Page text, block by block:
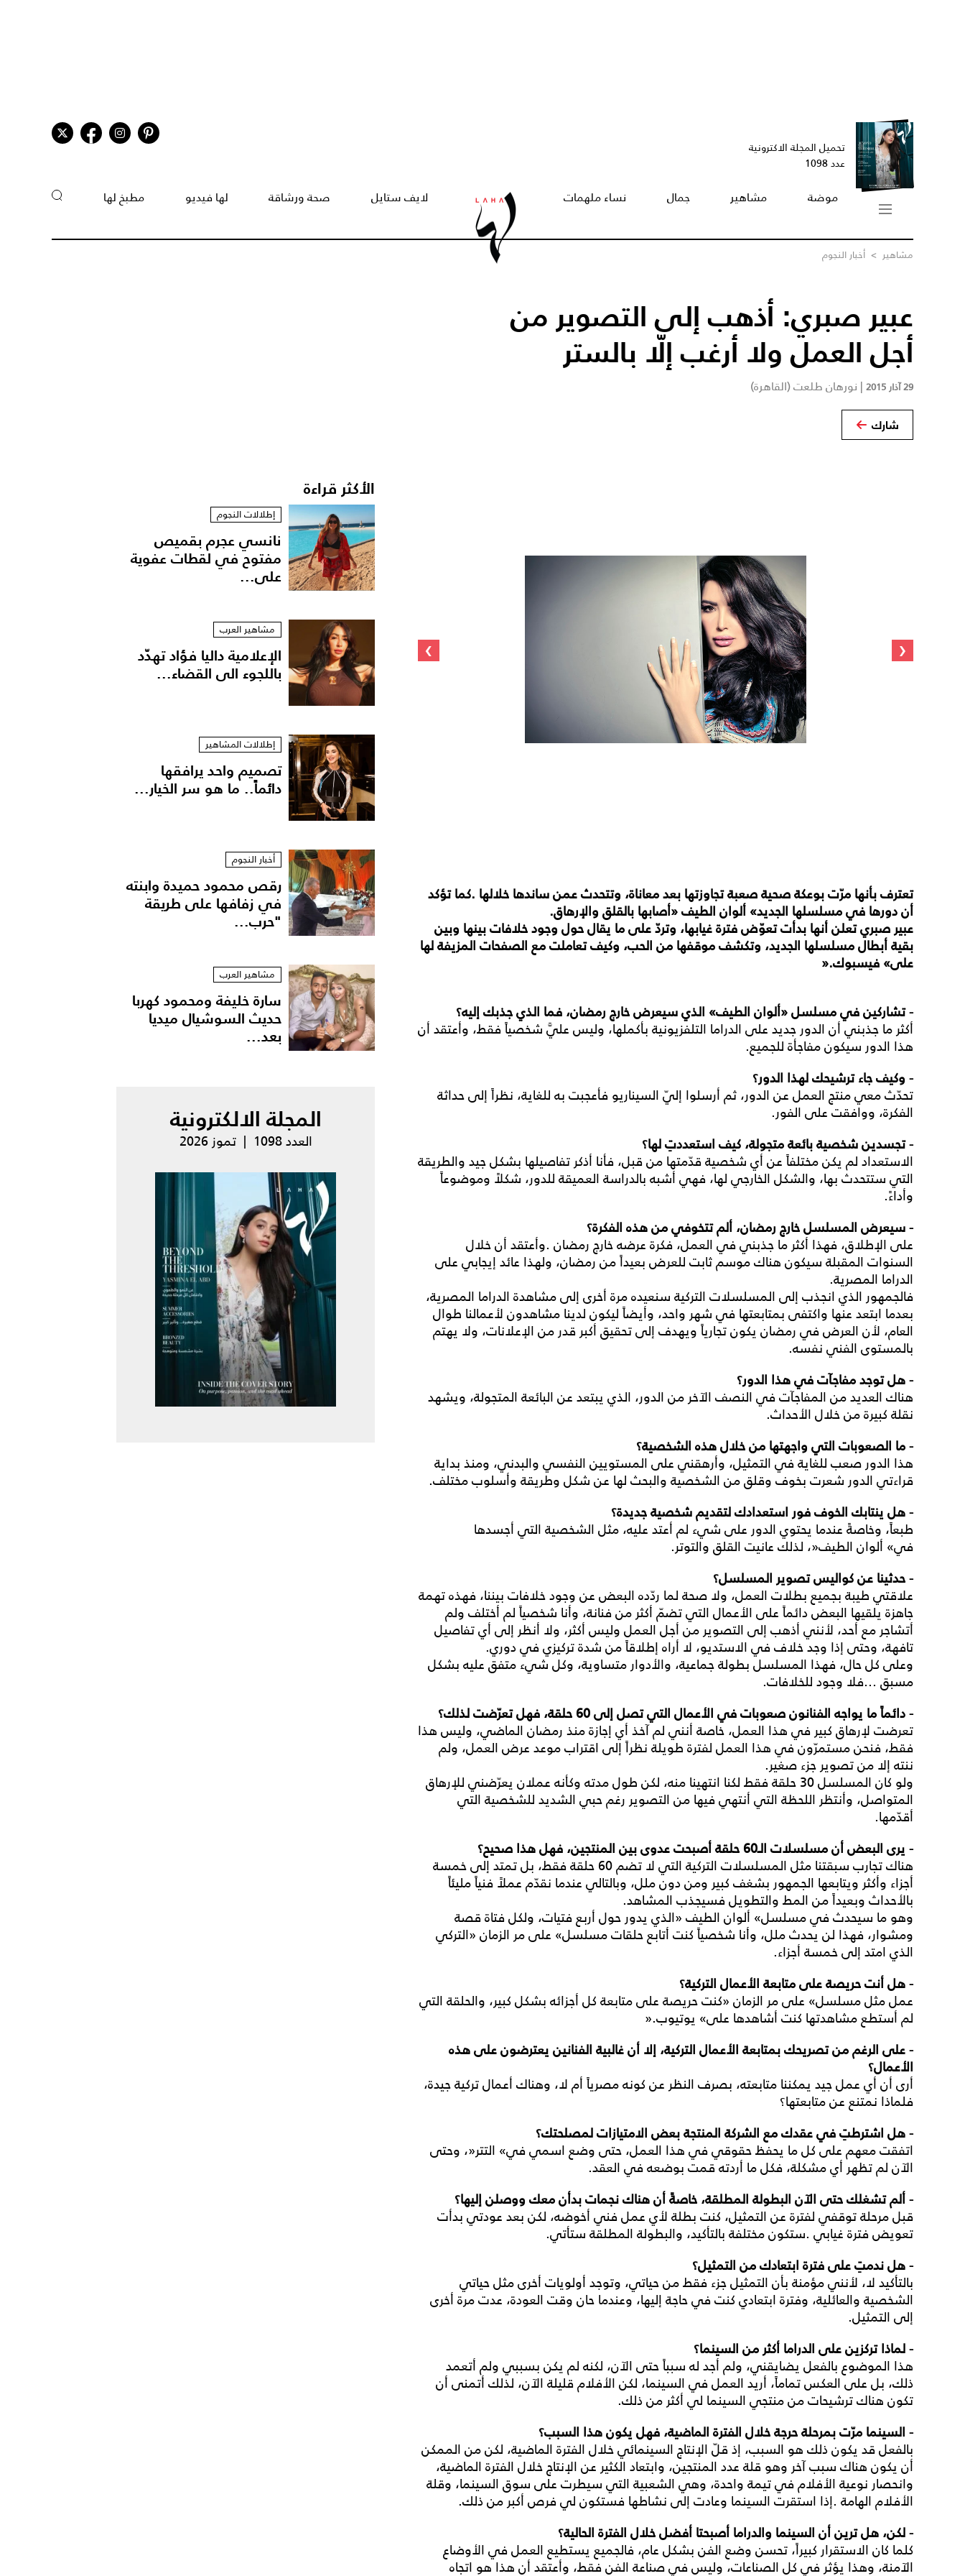
تحميل المجلة الاكترونية
عدد 1098
موضة مشاهير جمال نساء ملهمات لايف ستايل صحة ورشاقة لها فيديو مطبخ لها
مشاهير > أخبار النجوم
عبير صبري: أذهب إلى التصوير من
أجل العمل ولا أرغب إلّا بالستر
29 آذار 2015 | نورهان طلعت (القاهرة)
شارك
‹
›
تعترفبأنها مرّتبوعكةصحيةصعبةتجاوزتها بعدمعاناة، وتتحدثعمنساندها خلالها .كما تؤكد
أندورها فيمسلسلها الجديد« ألوان الطيف»أصابها بالقلق والإرهاق.
عبير صبريتعلنأنها بدأتتعوّضفترةغيابها، وتردّعلىما يقالحول وجودخلافاتبينها وبين
بقيةأبطالمسلسلها الجديد، وتكشفموقفها من الحب، وكيفتعاملتمع الصفحات المزيفةلها
على« فيسبوك».
-تشاركينفيمسلسل«ألوان الطيف» الذيسيعرضخارج رمضان، فما الذيجذبكإليه؟
أكثر ما جذبني أن الدور جديد على الدراما التلفزيونية بأكملها، وليس عليَّ شخصياً فقط، وأعتقد أن
هذا الدور سيكون مفاجأة للجميع.
- وكيفجاء ترشيحكلهذا الدور؟
تحدّث معي منتج العمل عن الدور، ثم أرسلوا إليّ السيناريو فأعجبت به للغاية، نظراً إلى حداثة
الفكرة، ووافقت على الفور.
-تجسدينشخصيةبائعةمتجولة، كيف استعددتِلها؟
الاستعداد لم يكن مختلفاً عن أي شخصية قدّمتها من قبل، فأنا أذكر تفاصيلها بشكل جيد والطريقة
التي ستتحدث بها، والشكل الخارجي لها، فهي أشبه بالدراسة العميقة للدور، شكلاً وموضوعاً
وأداءً.
-سيعرض المسلسلخارج رمضان، ألمتتخوفيمنهذه الفكرة؟
على الإطلاق، فهذا أكثر ما جذبني في العمل، فكرة عرضه خارج رمضان .وأعتقد أن خلال
السنوات المقبلة سيكون هناك موسم ثابت للعرض بعيداً من رمضان، ولهذا عائد إيجابي على
الدراما المصرية.
فالجمهور الذي انجذب إلى المسلسلات التركية سنعيده مرة أخرى إلى مشاهدة الدراما المصرية،
بعدما ابتعد عنها واكتفى بمتابعتها في شهر واحد، وأيضاً ليكون لدينا مشاهدون لأعمالنا طوال
العام، لأن العرض في رمضان يكون تجارياً ويهدف إلى تحقيق أكبر قدر من الإعلانات، ولا يهتم
بالمستوى الفني نفسه.
-هلتوجدمفاجآتفيهذا الدور؟
هناك العديد من المفاجآت في النصف الآخر من الدور، الذي يبتعد عن البائعة المتجولة، ويشهد
نقلة كبيرة من خلال الأحداث.
-ما الصعوبات التي واجهتها منخلالهذه الشخصية؟
هذا الدور صعب للغاية في التمثيل، وأرهقني على المستويين النفسي والبدني، ومنذ بداية
قراءتي الدور شعرت بخوف وقلق من الشخصية والبحث لها عن شكل وطريقة وأسلوب مختلف.
-هل ينتابك الخوففور استعدادكلتقديمشخصيةجديدة؟
طبعاً، وخاصةً عندما يحتوي الدور على شيء لم أعتد عليه، مثل الشخصية التي أجسدها
في« ألوان الطيف»، لذلك عانيت القلق والتوتر.
-حدثينا عنكواليستصوير المسلسل؟
علاقتي طيبة بجميع بطلات العمل، ولا صحة لما ردّده البعض عن وجود خلافات بيننا، فهذه تهمة
جاهزة يلقيها البعض دائماً على الأعمال التي تضمّ أكثر من فنانة، وأنا شخصياً لم أختلف ولم
أتشاجر مع أحد، لأنني أذهب إلى التصوير من أجل العمل وليس أكثر، ولا أنظر إلى أي تفاصيل
تافهة، وحتى إذا وجد خلاف في الاستديو، لا أراه إطلاقاً من شدة تركيزي في دوري.
وعلى كل حال، فهذا المسلسل بطولة جماعية، والأدوار متساوية، وكل شيء متفق عليه بشكل
مسبق ...فلا وجود للخلافات.
-دائماًما يواجه الفنانونصعوباتفي الأعمال التيتصلإلى حلقة، فهلتعرّضتلذلك؟
تعرضت لإرهاق كبير في هذا العمل، خاصة أنني لم آخذ أي إجازة منذ رمضان الماضي، وليس هذا
فقط، فنحن مستمرّون في هذا العمل لفترة طويلة نظراً إلى اقتراب موعد عرض العمل، ولم
ننته إلا من تصوير جزء صغير.
ولو كان المسلسل30 حلقة فقط لكنا انتهينا منه، لكن طول مدته وكأنه عملان يعرّضني للإرهاق
المتواصل، وأنتظر اللحظة التي أنتهي فيها من التصوير رغم حبي الشديد للشخصية التي
أقدّمها.
- يرى البعضأنمسلسلات الـ60 حلقةأصبحتعدوىبين المنتجين، فهلهذا صحيح؟
هناك تجارب سبقتنا مثل المسلسلات التركية التي لا تضم60 حلقة فقط، بل تمتد إلى خمسة
أجزاء وأكثر ويتابعها الجمهور بشغف كبير ومن دون ملل، وبالتالي عندما نقدّم عملاً فنياً مليئاً
بالأحداث وبعيداً من المط والتطويل فسيجذب المشاهد.
وهو ما سيحدث في مسلسل« ألوان الطيف »الذي يدور حول أربع فتيات، ولكل فتاة قصة
ومشوار، فهذا لن يحدث ملل، وأنا شخصياً كنت أتابع حلقات مسلسل« على مر الزمان »التركي
الذي امتد إلى خمسة أجزاء.
-هلأنتحريصةعلىمتابعة الأعمال التركية؟
عمل مثل مسلسل« على مر الزمان »كنت حريصة على متابعة كل أجزائه بشكل كبير، والحلقة التي
لم أستطع مشاهدتها كنت أشاهدها على« يوتيوب».
-على الرغممنتصريحكبمتابعة الأعمال التركية، إلا أنغالبية الفنانين يعترضونعلىهذه
الأعمال؟
أرى أن أي عمل جيد يمكننا متابعته، بصرف النظر عن كونه مصرياً أم لا، وهناك أعمال تركية جيدة،
فلماذا نمتنع عن متابعتها؟
-هل اشترطتِفيعقدكمع الشركة المنتجةبعض الامتيازاتلمصلحتك؟
اتفقت معهم على كل ما يحفظ حقوقي في هذا العمل، حتى وضع اسمي في« التتر»، وحتى
الآن لم تظهر أي مشكلة، فكل ما أردته قمت بوضعه في العقد.
-ألمتشغلكحتى الآن البطولة المطلقة، خاصةًأنهناكنجماتبدأنمعك ووصلنإليها؟
قبل مرحلة توقفي لفترة عن التمثيل، كنت بطلة لأي عمل فني أخوضه، لكن بعد عودتي بدأت
تعويض فترة غيابي .ستكون مختلفة بالتأكيد، والبطولة المطلقة ستأتي.
-هلندمتِعلىفترة ابتعادكمن التمثيل؟
بالتأكيد لا، لأنني مؤمنة بأن التمثيل جزء فقط من حياتي، وتوجد أولويات أخرى مثل حياتي
الشخصية والعائلية، وفترة ابتعادي كنت في حاجة إليها، وعندما حان وقت العودة، عدت مرة أخرى
إلى التمثيل.
-لماذا تركزينعلى الدراما أكثر من السينما؟
هذا الموضوع بالفعل يضايقني، ولم أجد له سبباً حتى الآن، لكنه لم يكن بسببي ولم أتعمد
ذلك، بل على العكس تماماً، أريد العمل في السينما، لكن الأفلام قليلة الآن، لذلك أتمنى أن
تكون هناك ترشيحات من منتجي السينما لي أكثر من ذلك.
- السينما مرّتبمرحلةحرجةخلال الفترة الماضية، فهل يكونهذا السبب؟
بالفعل قد يكون ذلك هو السبب، إذ قلّ الإنتاج السينمائي خلال الفترة الماضية، لكن من الممكن
أن يكون هناك سبب آخر وهو قلة عدد المنتجين، وابتعاد الكثير عن الإنتاج خلال الفترة الماضية،
وانحصار نوعية الأفلام في تيمة واحدة، وهي الشعبية التي سيطرت على سوق السينما، وقلة
الأفلام الهامة .إذا استقرت السينما وعادت إلى نشاطها فستكون لي فرص أكبر من ذلك.
-لكن، هلترينأن السينما والدراما أصبحتا أفضلخلال الفترة الحالية؟
كلما كان الاستقرار كبيراً، تحسن وضع الفن بشكل عام، فالجميع يستطيع العمل في الأوضاع
الآمنة، وهذا يؤثر في كل الصناعات، وليس في صناعة الفن فقط، وأعتقد أن هذا هو اتجاه
الأكثر قراءة
إطلالات النجوم
نانسي عجرم بقميص
مفتوح في لقطات عفوية
على...
مشاهير العرب
الإعلامية داليا فؤاد تهدّد
باللجوء الى القضاء...
إطلالات المشاهير
تصميم واحد يرافقها
دائماً.. ما هو سر الخيار...
أخبار النجوم
رقص محمود حميدة وابنته
في زفافها على طريقة
"حرب...
مشاهير العرب
سارة خليفة ومحمود كهربا
حديث السوشيال ميديا
بعد...
المجلة الالكترونية
العدد 1098 | تموز 2026